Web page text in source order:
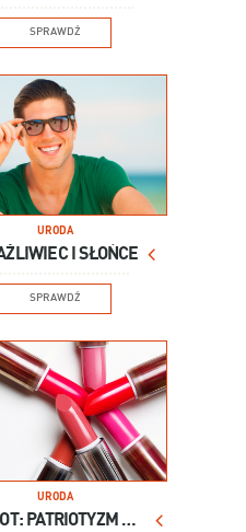
SPRAWDŹ
URODA
I SŁOŃCE
SPRAWDŹ
URODA
INGLOT: PATRIOTYZM NA USTACH